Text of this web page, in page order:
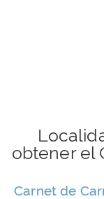
obtener el
Carnet de